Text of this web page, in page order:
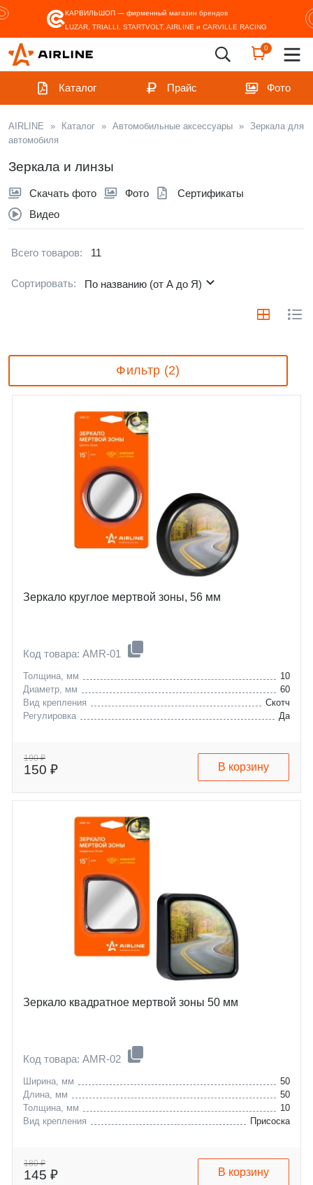
КАРВИЛЬШОП — фирменный магазин брендов
LUZAR, TRIALLI, STARTVOLT, AIRLINE и CARVILLE RACING
0
Каталог Прайс Фото
AIRLINE » Каталог » Автомобильные аксессуары » Зеркала для
автомобиля
Зеркала и линзы
Скачать фото Фото
Сертификаты
Видео
Всего товаров: 11
Сортировать: По названию (от А до Я)
Фильтр (2)
Зеркало круглое мертвой зоны, 56 мм
Код товара: AMR-01
Толщина, мм
10
Диаметр, мм
60
Вид крепления
Скотч
Регулировка
Да
190 ₽
150 ₽ В корзину
Зеркало квадратное мертвой зоны 50 мм
Код товара: AMR-02
Ширина, мм
50
Длина, мм
50
Толщина, мм
10
Вид крепления
Присоска
180 ₽
145 ₽ В корзину